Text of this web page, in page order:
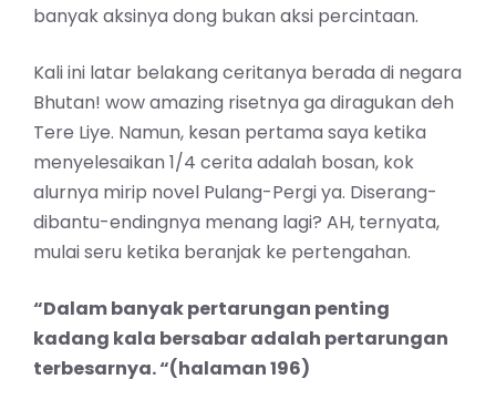
banyak aksinya dong bukan aksi percintaan.
Kali ini latar belakang ceritanya berada di negara
Bhutan! wow amazing risetnya ga diragukan deh
Tere Liye. Namun, kesan pertama saya ketika
menyelesaikan 1/4 cerita adalah bosan, kok
alurnya mirip novel Pulang-Pergi ya. Diserang-
dibantu-endingnya menang lagi? AH, ternyata,
mulai seru ketika beranjak ke pertengahan.
“Dalam banyak pertarungan penting
kadang kala bersabar adalah pertarungan
terbesarnya. “(halaman 196)